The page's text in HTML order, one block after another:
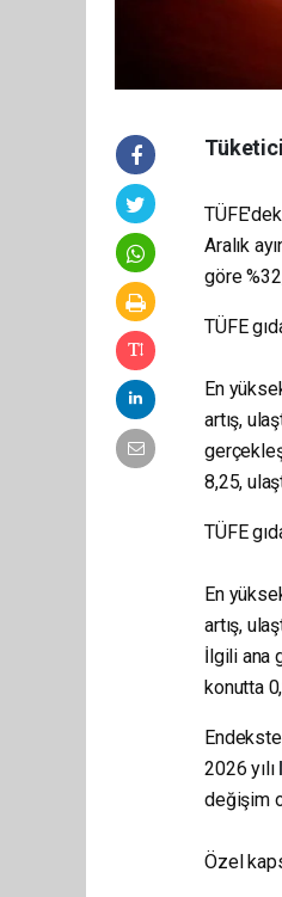
Tüketici
Aralık
göre
TÜFE
En
artış,
8,25,
TÜFE
En
artış,
İlgili ana
konutta
2026 yılı
değişim
Özel